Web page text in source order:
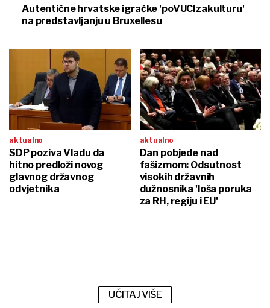
Autentične hrvatske igračke 'poVUCIzakulturu'
na predstavljanju u Bruxellesu
aktualno
SDP poziva Vladu da
hitno predloži novog
glavnog državnog
odvjetnika
aktualno
Dan pobjede nad
fašizmom: Odsutnost
visokih državnih
dužnosnika 'loša poruka
za RH, regiju i EU'
UČITAJ VIŠE